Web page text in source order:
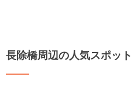
長除橋周辺の人気スポット